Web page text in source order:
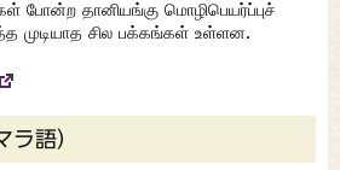
போன்ற தானியங்கு மொழிபெயர்ப்புச்
முடியாத சில பக்கங்கள் உள்ளன.
語）